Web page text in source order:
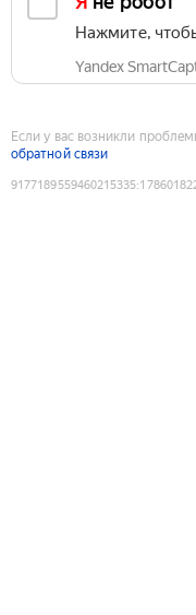
Нажмите,
Yandex
Если у вас возникли
обратной связи
9177189559460215335: